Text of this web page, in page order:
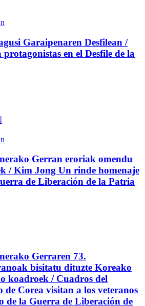
Garaipenaren Desfilean /
en el Desfile de la
Gerran eroriak omendu
/ Kim Jong Un rinde homenaje
de Liberación de la Patria
Gerraren 73.
bisitatu dituzte Koreako
koadroek / Cuadros del
Corea visitan a los veteranos
de la Guerra de Liberación de